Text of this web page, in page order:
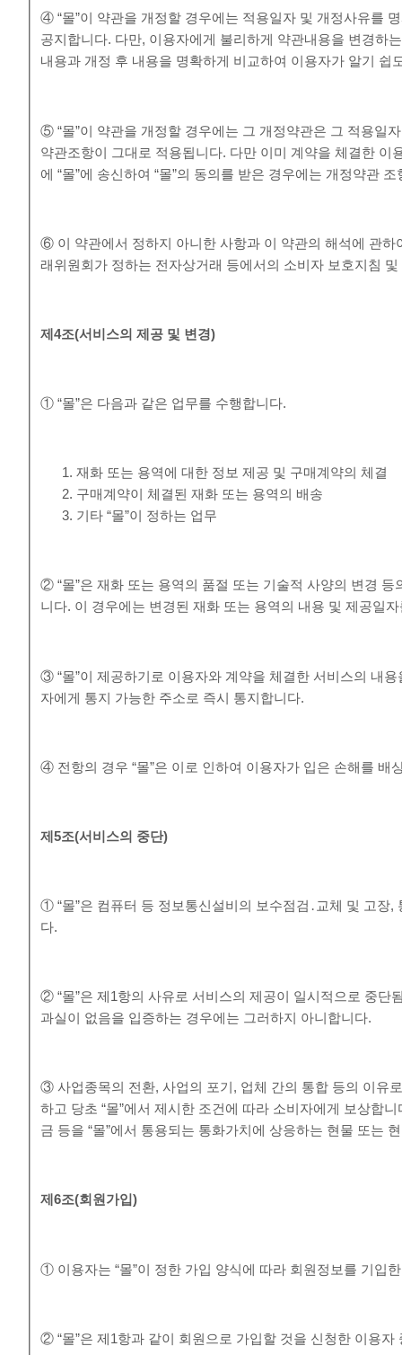
④ “몰”이 약관을 개정할 경우에는 적용일자 및 개정사유를
공지합니다. 다만, 이용자에게 불리하게 약관내용을 변경하
내용과 개정 후 내용을 명확하게 비교하여 이용자가 알기 쉽
⑤ “몰”이 약관을 개정할 경우에는 그 개정약관은 그 적용일
약관조항이 그대로 적용됩니다. 다만 이미 계약을 체결한
에 “몰”에 송신하여 “몰”의 동의를 받은 경우에는 개정약관
⑥ 이 약관에서 정하지 아니한 사항과 이 약관의 해석에 관
래위원회가 정하는 전자상거래 등에서의 소비자 보호지침
제4조(서비스의 제공 및 변경)
① “몰”은 다음과 같은 업무를 수행합니다.
재화 또는 용역에 대한 정보 제공 및 구매계약의 체결
구매계약이 체결된 재화 또는 용역의 배송
기타 “몰”이 정하는 업무
② “몰”은 재화 또는 용역의 품절 또는 기술적 사양의 변경
니다. 이 경우에는 변경된 재화 또는 용역의 내용 및 제공일
③ “몰”이 제공하기로 이용자와 계약을 체결한 서비스의 내
자에게 통지 가능한 주소로 즉시 통지합니다.
④ 전항의 경우 “몰”은 이로 인하여 이용자가 입은 손해를 배
제5조(서비스의 중단)
① “몰”은 컴퓨터 등 정보통신설비의 보수점검․교체 및 고
다.
② “몰”은 제1항의 사유로 서비스의 제공이 일시적으로 중단
과실이 없음을 입증하는 경우에는 그러하지 아니합니다.
③ 사업종목의 전환, 사업의 포기, 업체 간의 통합 등의 이유
하고 당초 “몰”에서 제시한 조건에 따라 소비자에게 보상합
금 등을 “몰”에서 통용되는 통화가치에 상응하는 현물 또는
제6조(회원가입)
① 이용자는 “몰”이 정한 가입 양식에 따라 회원정보를 기입
② “몰”은 제1항과 같이 회원으로 가입할 것을 신청한 이용